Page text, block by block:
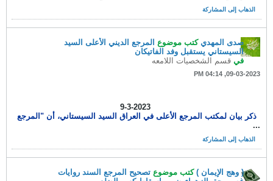
الذهاب إلى المشاركة
صدى المهدي كتب موضوع المرجع الديني الأعلى السيد
السيستاني يستقبل وفد الفاتيكان
في قسم الشخصيات اللامعه
09-03-2023, 04:14 PM
ذكر بيان لمكتب المرجع الأعلى في العراق السيد السيستاني، أن "المرجع
...
الذهاب إلى المشاركة
( وهج الإيمان ) كتب موضوع تصحيح المرجع السند روايات